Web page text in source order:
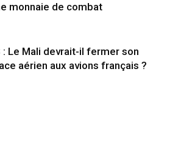
monnaie de combat
: Le Mali devrait-il fermer son
aérien aux avions français ?